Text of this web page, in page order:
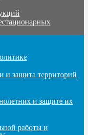
и защита территорий
и защите их
работы и